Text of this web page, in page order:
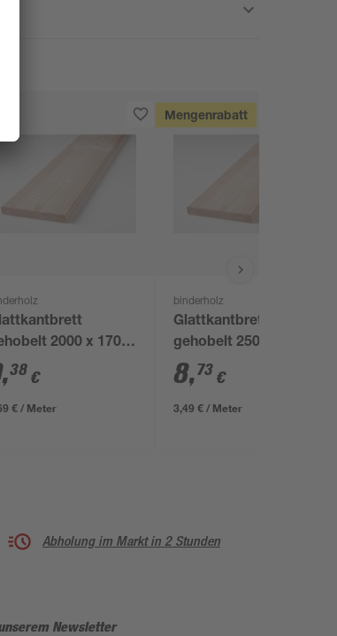
2000 x 170 x
mm
,38 €
€ / Meter
Mengenrabatt
binderholz
Glattkantbrett
gehobelt 2500 x 140 x
18 mm
8,73 €
3,49 € / Meter
Abholung im Markt in 2 Stunden
Newsletter